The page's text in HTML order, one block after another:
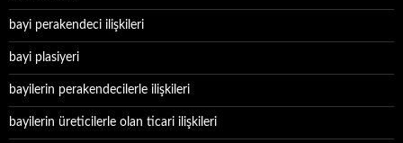
bayi perakendeci ilişkileri
bayi plasiyeri
bayilerin perakendecilerle ilişkileri
bayilerin üreticilerle olan ticari ilişkileri